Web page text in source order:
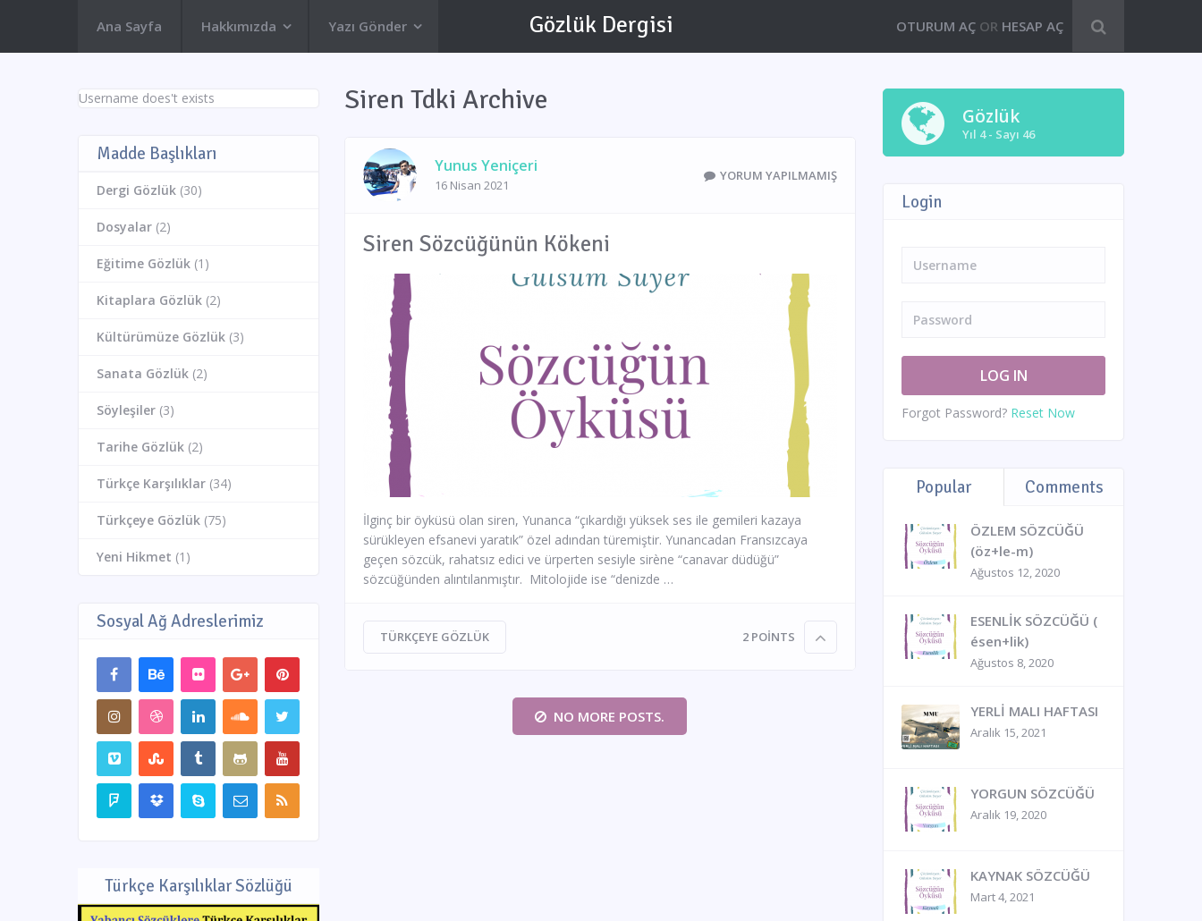
Ana Sayfa Hakkımızda Yazı Gönder Gözlük Dergisi OTURUM AÇ OR HESAP AÇ
Siren Tdki Archive
Yunus Yeniçeri
16 Nisan 2021
YORUM YAPILMAMIŞ
Siren Sözcüğünün Kökeni
İlginç bir öyküsü olan siren, Yunanca “çıkardığı yüksek ses ile gemileri kazaya
sürükleyen efsanevi yaratık” özel adından türemiştir. Yunancadan Fransızcaya
geçen sözcük, rahatsız edici ve ürperten sesiyle sirène “canavar düdüğü”
sözcüğünden alıntılanmıştır. Mitolojide ise “denizde …
TÜRKÇEYE GÖZLÜK 2 POINTS
NO MORE POSTS.
Username does't exists
Madde Başlıkları
Dergi Gözlük (30)
Dosyalar (2)
Eğitime Gözlük (1)
Kitaplara Gözlük (2)
Kültürümüze Gözlük (3)
Sanata Gözlük (2)
Söyleşiler (3)
Tarihe Gözlük (2)
Türkçe Karşılıklar (34)
Türkçeye Gözlük (75)
Yeni Hikmet (1)
Sosyal Ağ Adreslerimiz
Türkçe Karşılıklar Sözlüğü
Gözlük
Yıl 4 - Sayı 46
Login
Forgot Password? Reset Now
Popular Comments
ÖZLEM SÖZCÜĞÜ
(öz+le-m)
Ağustos 12, 2020
ESENLİK SÖZCÜĞÜ (
ésen+lik)
Ağustos 8, 2020
YERLİ MALI HAFTASI
Aralık 15, 2021
YORGUN SÖZCÜĞÜ
Aralık 19, 2020
KAYNAK SÖZCÜĞÜ
Mart 4, 2021